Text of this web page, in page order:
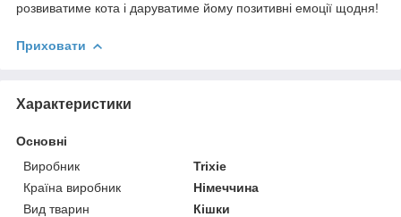
розвиватиме кота і даруватиме йому позитивні емоції щодня!
Приховати
Характеристики
Основні
Виробник
Trixie
Країна виробник
Німеччина
Вид тварин
Кішки